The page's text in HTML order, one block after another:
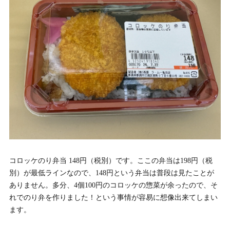
コロッケのり弁当 148円（税別）です。ここの弁当は198円（税
別）が最低ラインなので、148円という弁当は普段は見たことが
ありません。多分、4個100円のコロッケの惣菜が余ったので、そ
れでのり弁を作りました！という事情が容易に想像出来てしまい
ます。